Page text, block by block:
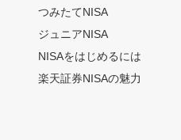
つみたてNISA
ジュニアNISA
NISAをはじめるには
楽天証券NISAの魅力